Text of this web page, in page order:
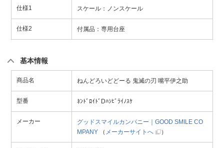
仕様1 スケール：ノンスケール
仕様2 付属品：専用台座
基本情報
商品名 ねんどろいどどーる 鬼滅の刃 嘴平伊之助
型番 ﾈﾝﾄﾞﾛｲﾄﾞDﾊｼﾋﾞﾗｲﾉｽｹ
メーカー
グッドスマイルカンパニー｜GOOD SMILE CO
MPANY （ メーカーサイトへ ）